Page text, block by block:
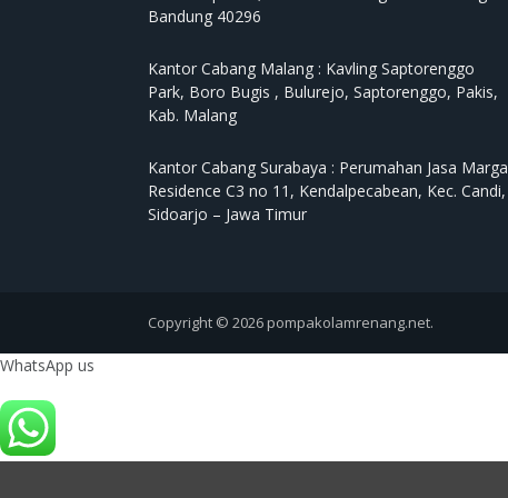
Bandung 40296
Kantor Cabang Malang : Kavling Saptorenggo
Park, Boro Bugis , Bulurejo, Saptorenggo, Pakis,
Kab. Malang
Kantor Cabang Surabaya : Perumahan Jasa Marga
Residence C3 no 11, Kendalpecabean, Kec. Candi,
Sidoarjo – Jawa Timur
Copyright © 2026 pompakolamrenang.net.
WhatsApp us